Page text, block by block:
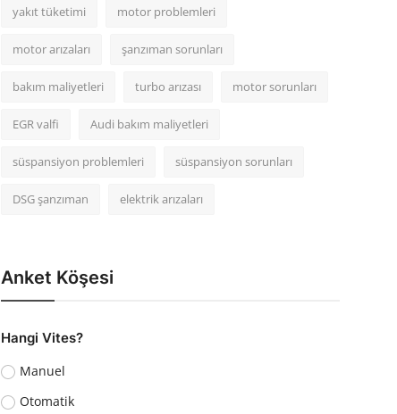
yakıt tüketimi motor problemleri
motor arızaları şanzıman sorunları
bakım maliyetleri turbo arızası motor sorunları
EGR valfi Audi bakım maliyetleri
süspansiyon problemleri süspansiyon sorunları
DSG şanzıman elektrik arızaları
Anket Köşesi
Hangi Vites?
Manuel
Otomatik